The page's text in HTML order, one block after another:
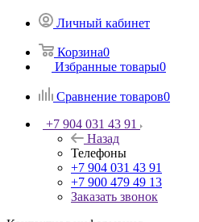
Личный кабинет
Корзина0
Избранные товары0
Сравнение товаров0
+7 904 031 43 91
Назад
Телефоны
+7 904 031 43 91
+7 900 479 49 13
Заказать звонок